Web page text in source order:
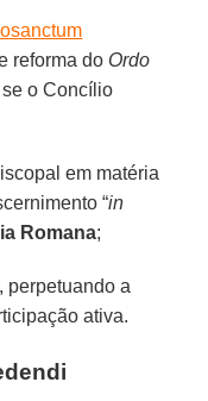
reforma do Ordo
o Concílio
em matéria
“in
Romana;
perpetuando a
ativa.